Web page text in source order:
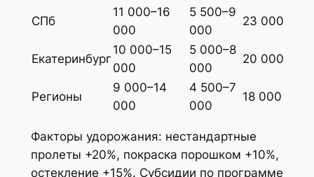
СПб
11 000–16
000
5 500–9
000
23 000
Екатеринбург
10 000–15
000
5 000–8
000
20 000
Регионы
9 000–14
000
4 500–7
000
18 000
Факторы удорожания: нестандартные
пролеты +20%, покраска порошком +10%,
остекление +15%. Субсидии по программе